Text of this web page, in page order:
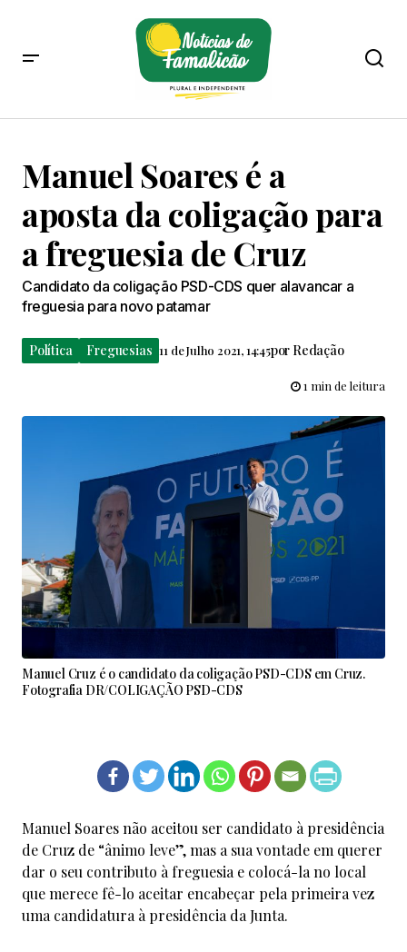
Manuel Soares é a
aposta da coligação para
a freguesia de Cruz
Candidato da coligação PSD-CDS quer alavancar a
freguesia para novo patamar
Política Freguesias 11 de Julho 2021, 14:45por Redação
1 min de leitura
Manuel Cruz é o candidato da coligação PSD-CDS em Cruz.
Fotografia DR/COLIGAÇÃO PSD-CDS
Manuel Soares não aceitou ser candidato à presidência
de Cruz de “ânimo leve”, mas a sua vontade em querer
dar o seu contributo à freguesia e colocá-la no local
que merece fê-lo aceitar encabeçar pela primeira vez
uma candidatura à presidência da Junta.